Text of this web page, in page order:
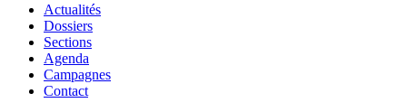
Actualités
Dossiers
Sections
Agenda
Campagnes
Contact